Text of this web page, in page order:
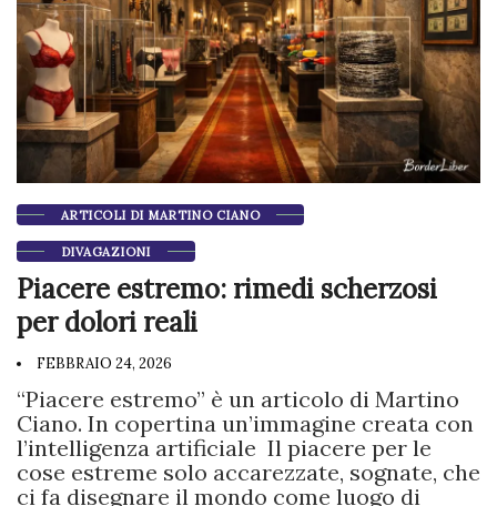
ARTICOLI DI MARTINO CIANO
DIVAGAZIONI
Piacere estremo: rimedi scherzosi
per dolori reali
FEBBRAIO 24, 2026
“Piacere estremo” è un articolo di Martino
Ciano. In copertina un’immagine creata con
l’intelligenza artificiale Il piacere per le
cose estreme solo accarezzate, sognate, che
ci fa disegnare il mondo come luogo di